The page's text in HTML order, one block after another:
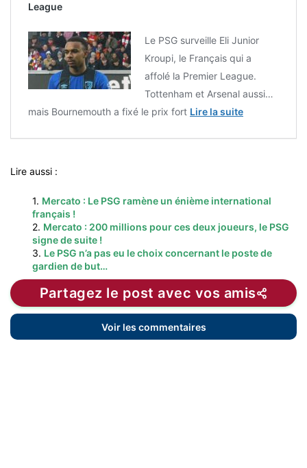
League
Le PSG surveille Eli Junior
Kroupi, le Français qui a
affolé la Premier League.
Tottenham et Arsenal aussi…
mais Bournemouth a fixé le prix fort Lire la suite
Lire aussi :
1. Mercato : Le PSG ramène un énième international
français !
2. Mercato : 200 millions pour ces deux joueurs, le PSG
signe de suite !
3. Le PSG n’a pas eu le choix concernant le poste de
gardien de but…
Partagez le post avec vos amis
Voir les commentaires